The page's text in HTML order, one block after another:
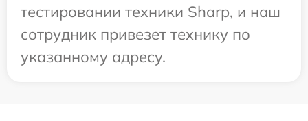
тестировании техники Sharp, и наш
сотрудник привезет технику по
указанному адресу.